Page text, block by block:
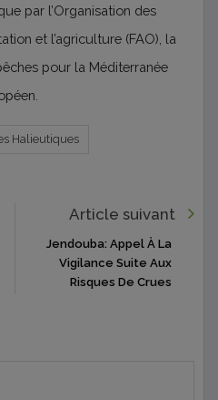
par l’Organisation des
et l’agriculture (FAO), la
pour la Méditerranée
Halieutiques
Article suivant
Jendouba: Appel À La
Vigilance Suite Aux
Risques De Crues